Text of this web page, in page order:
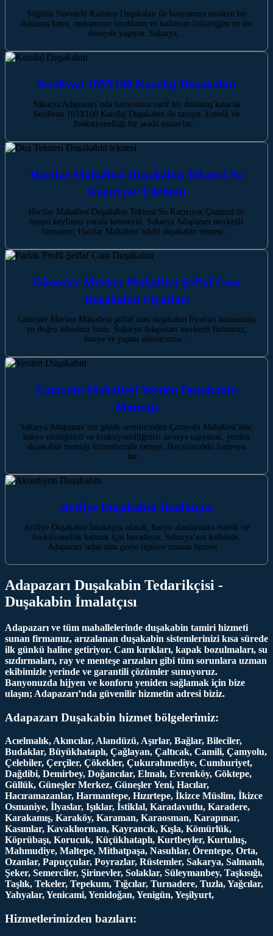
Söğütlü Nervürlü Katlanır Duşakabin ile banyonuza modern bir
dokunuş katın, mekanınızı ferahlatın ve kullanım kolaylığını en üst
düzeyde yaşayın. Sakarya…
Serdivan 105X100 Karolaj Duşakabin
Sakarya Adapazarı’nda banyonuza zarif bir dokunuş katacak
Serdivan 105X100 Karolaj Duşakabin ile tanışın. Estetik ve
fonksiyonelliği bir arada sunan bu…
Hacılar Mahallesi Duşakabin Teknesi Su
Kaçırıyor Çözümü
Hacılar Mahallesi Duşakabin Teknesi Su Kaçırıyor Çözümü ile
banyo keyfinizi yarıda kesmeyin. Sakarya Adapazarı merkezli
firmamız, Hacılar Mahallesi’ndeki duşakabin teknesi…
Güneşler Merkez Mahallesi Şeffaf Cam
Duşakabin Fiyatları
Güneşler Merkez Mahallesi şeffaf cam duşakabin fiyatları konusunda
en doğru adresiniz biziz. Sakarya Adapazarı merkezli firmamız,
banyo ve yaşam alanlarınıza…
Çamyolu Mahallesi Yerden Duşakabin
Montajı
Sakarya Adapazarı’nın gözde semtlerinden Çamyolu Mahallesi’nde,
banyo estetiğinizi ve fonksiyonelliğinizi zirveye taşıyacak, yerden
duşakabin montajı hizmetimizle tanışın. Hayalinizdeki banyoya
bir…
Arifiye Duşakabin İmalatçısı
Arifiye Duşakabin İmalatçısı olarak, banyo alanlarınıza estetik ve
fonksiyonellik katmak için buradayız. Sakarya’nın kalbinde,
Adapazarı’ndan tüm çevre ilçelere uzanan hizmet…
Adapazarı Duşakabin Tedarikçisi -
Duşakabin İmalatçısı
Adapazarı ve tüm mahallelerinde duşakabin tamiri hizmeti
sunan firmamız, arızalanan duşakabin sistemlerinizi kısa sürede
ilk günkü haline getiriyor. Cam kırıkları, kapak bozulmaları, su
sızdırmaları, ray ve menteşe arızaları gibi tüm sorunlara uzman
ekibimizle yerinde ve garantili çözümler sunuyoruz.
Banyonuzda hijyen ve konforu yeniden sağlamak için bize
ulaşın; Adapazarı’nda güvenilir hizmetin adresi biziz.
Adapazarı Duşakabin hizmet bölgelerimiz:
Acıelmalık, Akıncılar, Alandüzü, Aşırlar, Bağlar, Bileciler,
Budaklar, Büyükhataplı, Çağlayan, Çaltıcak, Camili, Çamyolu,
Çelebiler, Çerçiler, Çökekler, Çukurahmediye, Cumhuriyet,
Dağdibi, Demirbey, Doğancılar, Elmalı, Evrenköy, Göktepe,
Güllük, Güneşler Merkez, Güneşler Yeni, Hacılar,
Hacıramazanlar, Harmantepe, Hızırtepe, İkizce Müslim, İkizce
Osmaniye, İlyaslar, Işıklar, İstiklal, Karadavutlu, Karadere,
Karakamış, Karaköy, Karaman, Karaosman, Karapınar,
Kasımlar, Kavaklıorman, Kayrancık, Kışla, Kömürlük,
Köprübaşı, Korucuk, Küçükhataplı, Kurtbeyler, Kurtuluş,
Mahmudiye, Maltepe, Mithatpaşa, Nasuhlar, Örentepe, Orta,
Ozanlar, Papuççular, Poyrazlar, Rüstemler, Sakarya, Salmanlı,
Şeker, Semerciler, Şirinevler, Solaklar, Süleymanbey, Taşkısığı,
Taşlık, Tekeler, Tepekum, Tığcılar, Turnadere, Tuzla, Yağcılar,
Yahyalar, Yenicami, Yenidoğan, Yenigün, Yeşilyurt,
Hizmetlerimizden bazıları: